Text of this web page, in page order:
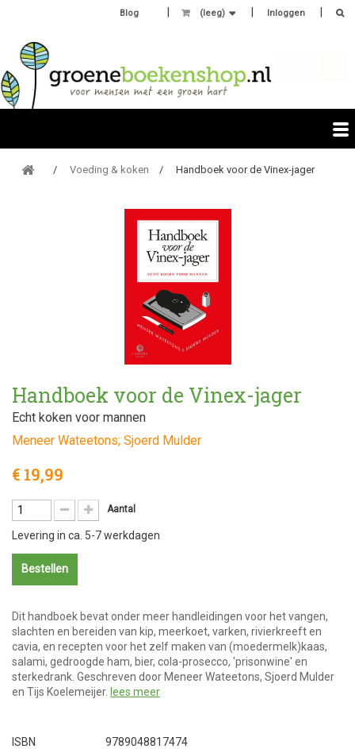
Inloggen
(leeg)
Blog
Voeding & koken Handboek voor de Vinex-jager
Handboek voor de Vinex-jager
Echt koken voor mannen
Meneer Wateetons; Sjoerd Mulder
€ 19,99
Aantal
Levering in ca. 5-7 werkdagen
Bestellen
Dit handboek bevat onder meer handleidingen voor het vangen,
slachten en bereiden van kip, meerkoet, varken, rivierkreeft en
cavia, en recepten voor het zelf maken van (moedermelk)kaas,
salami, gedroogde ham, bier, cola-prosecco, 'prisonwine' en
sterkedrank. Geschreven door Meneer Wateetons, Sjoerd Mulder
en Tijs Koelemeijer. lees meer
ISBN 9789048817474